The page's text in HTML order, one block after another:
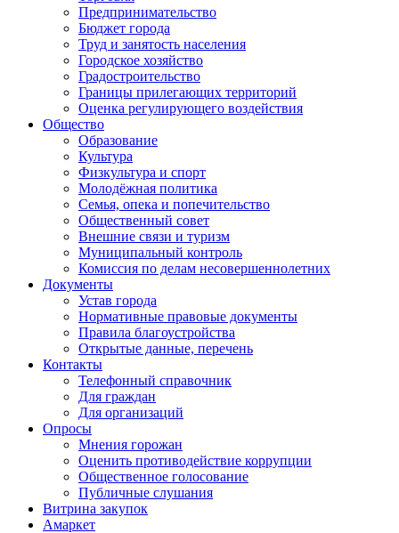
Предпринимательство
Бюджет города
Труд и занятость населения
Городское хозяйство
Градостроительство
Границы прилегающих территорий
Оценка регулирующего воздействия
Общество
Образование
Культура
Физкультура и спорт
Молодёжная политика
Семья, опека и попечительство
Общественный совет
Внешние связи и туризм
Муниципальный контроль
Комиссия по делам несовершеннолетних
Документы
Устав города
Нормативные правовые документы
Правила благоустройства
Открытые данные, перечень
Контакты
Телефонный справочник
Для граждан
Для организаций
Опросы
Мнения горожан
Оценить противодействие коррупции
Общественное голосование
Публичные слушания
Витрина закупок
Амаркет